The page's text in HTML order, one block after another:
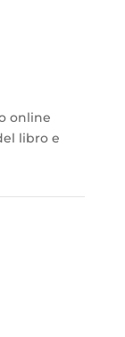
online
libro e